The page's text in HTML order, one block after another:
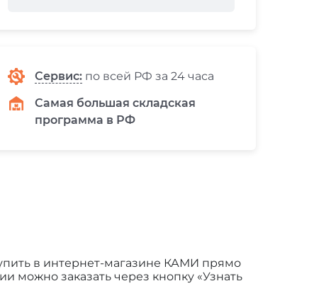
Сервис: по всей РФ за 24 часа
Самая большая складская
программа в РФ
в интернет-магазине КАМИ прямо
можно заказать через кнопку «Узнать